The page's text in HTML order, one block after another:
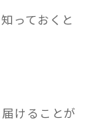
っておくと
けることが